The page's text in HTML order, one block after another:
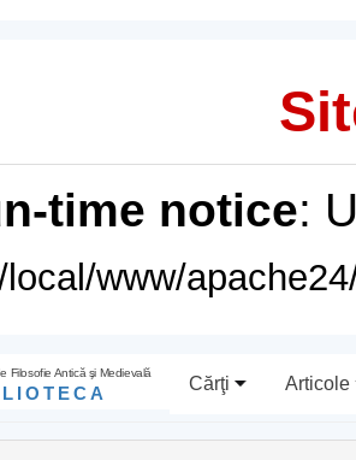
time notice:
www/
Filosofie Antică şi Medievală
Cărţi Articole